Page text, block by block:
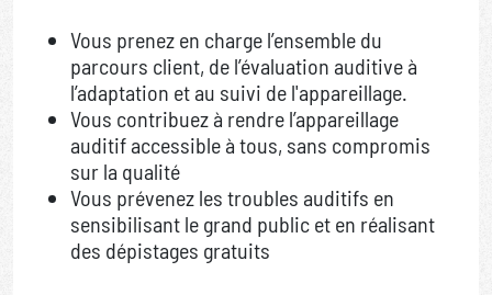
Vous prenez en charge l’ensemble du
parcours client, de l’évaluation auditive à
l’adaptation et au suivi de l'appareillage.
Vous contribuez à rendre l’appareillage
auditif accessible à tous, sans compromis
sur la qualité
Vous prévenez les troubles auditifs en
sensibilisant le grand public et en réalisant
des dépistages gratuits